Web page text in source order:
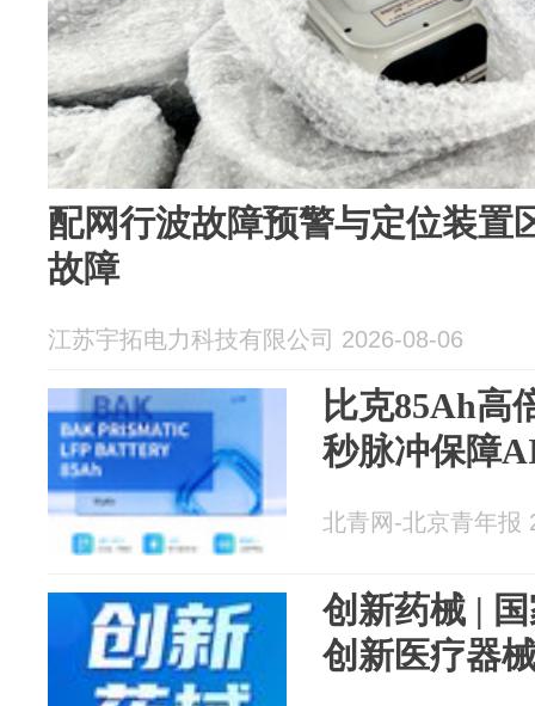
配网行波故障预警与定位装置
故障
江苏宇拓电力科技有限公司 2026-08-06
比克85Ah高
秒脉冲保障
北青网-北京青年报
创新药械 |
创新医疗器